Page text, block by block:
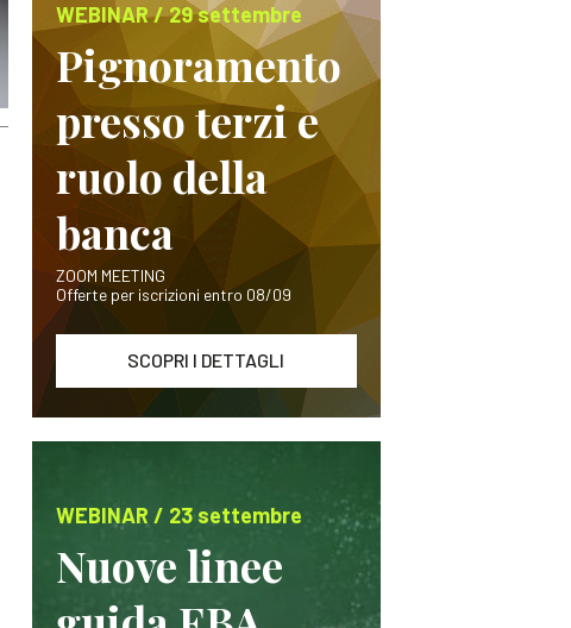
WEBINAR / 29 settembre
Pignoramento
presso terzi e
ruolo della
banca
ZOOM MEETING
Offerte per iscrizioni entro 08/09
SCOPRI I DETTAGLI
WEBINAR / 23 settembre
Nuove linee